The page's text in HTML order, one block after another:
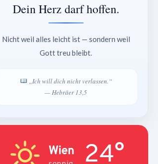
Dein Herz darf hoffen.
Nicht weil alles leicht ist — sondern weil
Gott treu bleibt.
„Ich will dich nicht verlassen.“
— Hebräer 13,5
Wien 24°